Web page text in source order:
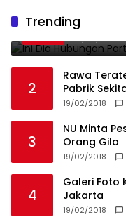
Trending
1
Gerindra
2
Rawa
Pabrik
19/02/2018
3
NU Minta
Orang Gila
19/02/2018
4
Galeri Foto
Jakarta
19/02/2018